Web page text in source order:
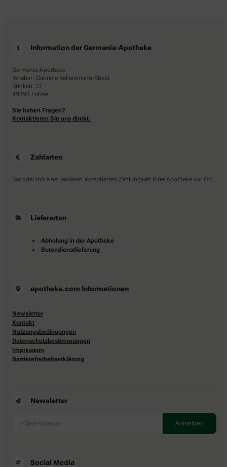
Information der Germania-Apotheke
Germania-Apotheke
Inhaber: Gabriele Kellersmann-Stiebi
Brinkstr. 37
49393 Lohne
Sie haben Fragen?
Kontaktieren Sie uns direkt.
Zahlarten
Bar oder mit einer anderen akzeptierten Zahlungsart Ihrer Apotheke vor Ort.
Lieferarten
Abholung in der Apotheke
Botendienstlieferung
apotheke.com Informationen
Newsletter
Kontakt
Nutzungsbedingungen
Datenschutzbestimmungen
Impressum
Barrierefreiheitserklärung
Newsletter
Social Media